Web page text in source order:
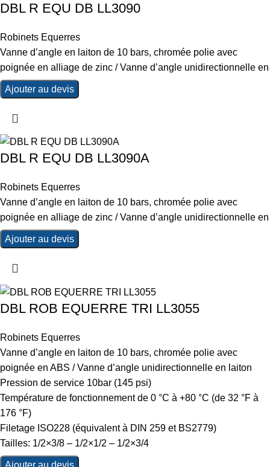
DBL R EQU DB LL3090
Robinets Equerres
Vanne d’angle en laiton de 10 bars, chromée polie avec
poignée en alliage de zinc / Vanne d’angle unidirectionnelle en
Ajouter au devis
DBL R EQU DB LL3090A
Robinets Equerres
Vanne d’angle en laiton de 10 bars, chromée polie avec
poignée en alliage de zinc / Vanne d’angle unidirectionnelle en
Ajouter au devis
DBL ROB EQUERRE TRI LL3055
Robinets Equerres
Vanne d’angle en laiton de 10 bars, chromée polie avec
poignée en ABS / Vanne d’angle unidirectionnelle en laiton
Pression de service 10bar (145 psi)
Température de fonctionnement de 0 °C à +80 °C (de 32 °F à
176 °F)
Filetage ISO228 (équivalent à DIN 259 et BS2779)
Tailles: 1/2×3/8 – 1/2×1/2 – 1/2×3/4
Ajouter au devis